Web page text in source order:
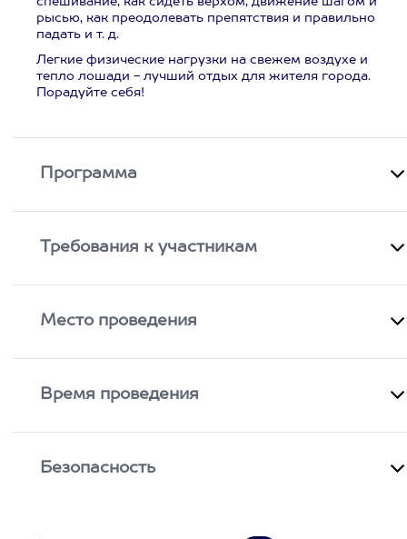
рысью, как преодолевать препятствия и правильно
падать и т. д.
Легкие физические нагрузки на свежем воздухе и
тепло лошади - лучший отдых для жителя города.
Порадуйте себя!
Программа
Требования к участникам
Место проведения
Время проведения
Безопасность